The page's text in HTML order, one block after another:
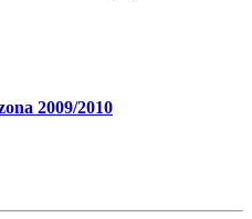
2009/2010